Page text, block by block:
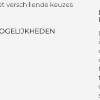
verschillende keuzes